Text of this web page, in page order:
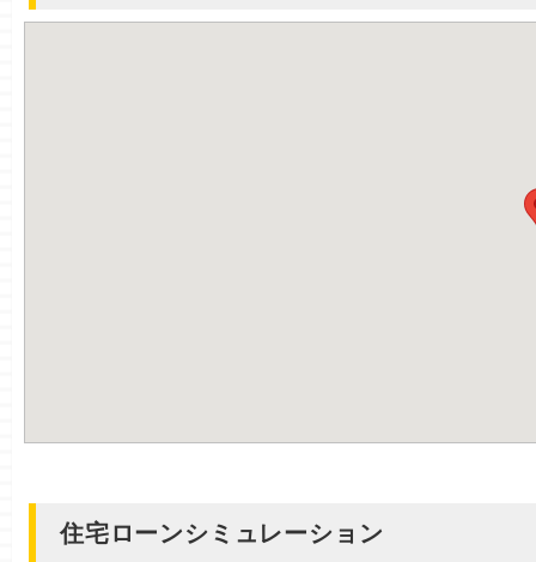
住宅ローンシミュレーション